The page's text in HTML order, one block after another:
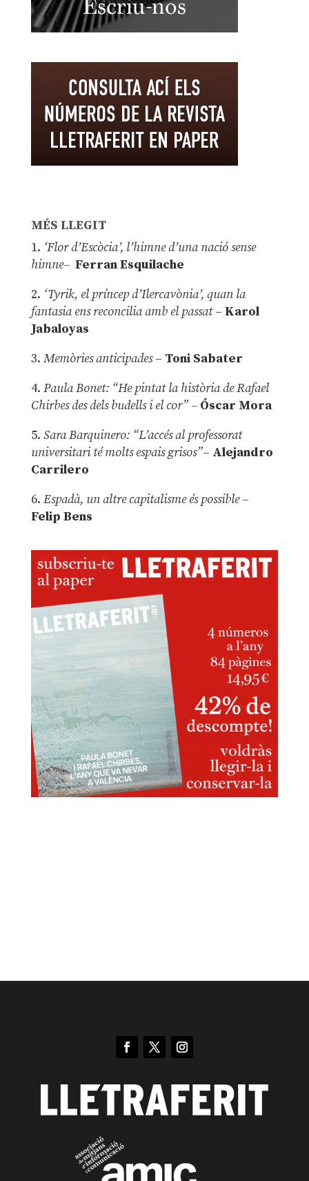
MÉS LLEGIT
1. ‘Flor d’Escòcia’, l’himne d’una nació sense
himne– Ferran Esquilache
2. ‘Tyrik, el príncep d’Ilercavònia’, quan la
fantasia ens reconcilia amb el passat– Karol
Jabaloyas
3. Memòries anticipades– Toni Sabater
4. Paula Bonet: “He pintat la història de Rafael
Chirbes des dels budells i el cor” –Óscar Mora
5. Sara Barquinero: “L’accés al professorat
universitari té molts espais grisos”– Alejandro
Carrilero
6. Espadà, un altre capitalisme és possible –
Felip Bens